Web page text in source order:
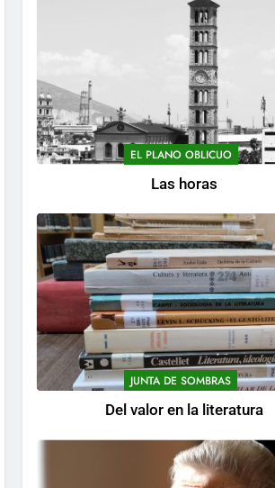
EL PLANO OBLICUO
Las horas
JUNTA DE SOMBRAS
Del valor en la literatura